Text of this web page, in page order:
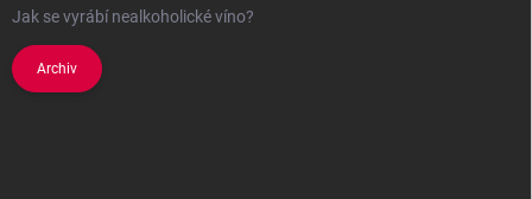
Jak se vyrábí nealkoholické víno?
Archiv